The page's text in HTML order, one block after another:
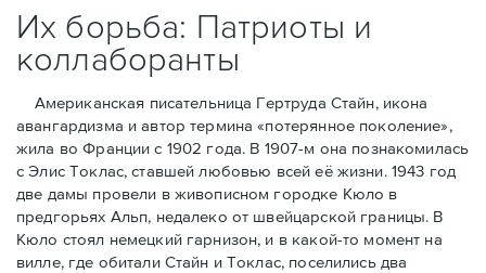
Их борьба: Патриоты и
коллаборанты
Американская писательница Гертруда Стайн, икона
авангардизма и автор термина «потерянное поколение»,
жила во Франции с 1902 года. В 1907-м она познакомилась
с Элис Токлас, ставшей любовью всей её жизни. 1943 год
две дамы провели в живописном городке Кюло в
предгорьях Альп, недалеко от швейцарской границы. В
Кюло стоял немецкий гарнизон, и в какой-то момент на
вилле, где обитали Стайн и Токлас, поселились два